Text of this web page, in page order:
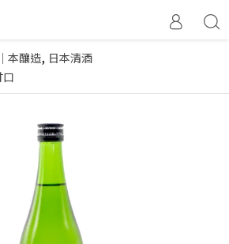
本釀造, 日本清酒